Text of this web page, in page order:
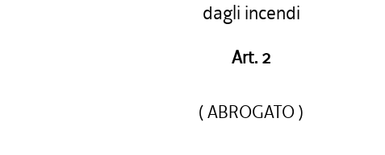
dagli incendi
Art. 2
( ABROGATO )